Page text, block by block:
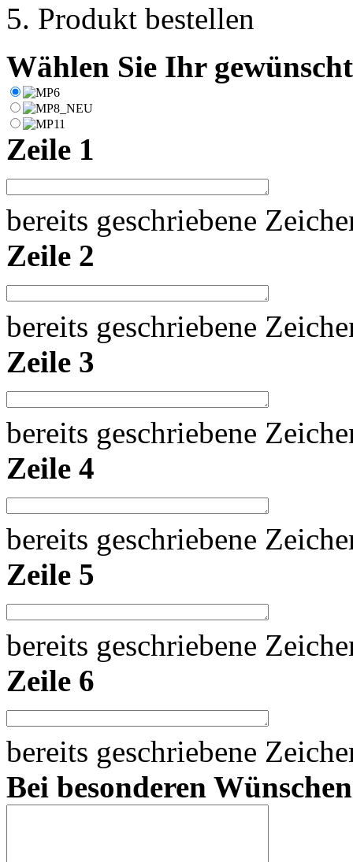
5. Produkt bestellen
Wählen Sie Ihr
Zeile 1
bereits geschriebene
Zeile 2
bereits geschriebene
Zeile 3
bereits geschriebene
Zeile 4
bereits geschriebene
Zeile 5
bereits geschriebene
Zeile 6
bereits geschriebene
Bei besonderen